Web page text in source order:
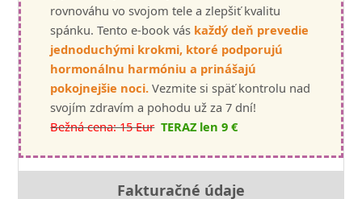
rovnováhu vo svojom tele a zlepšiť kvalitu
spánku. Tento e-book vás každý deň prevedie
jednoduchými krokmi, ktoré podporujú
hormonálnu harmóniu a prinášajú
pokojnejšie noci. Vezmite si späť kontrolu nad
svojím zdravím a pohodu už za 7 dní!
Bežná cena: 15 Eur TERAZ len 9 €
Fakturačné údaje